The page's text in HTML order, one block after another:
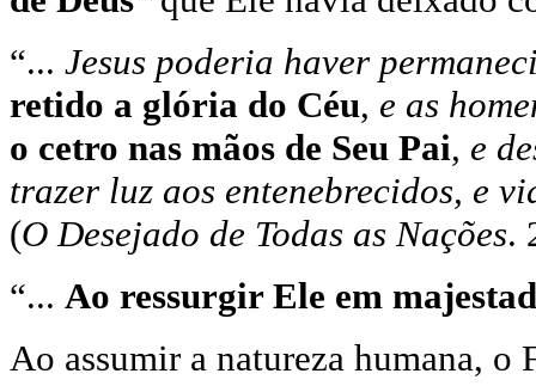
“... Jesus poderia haver
retido a glória do Céu, e as
o cetro nas mãos de Seu Pai, e
trazer luz aos entenebrecidos, e
(O Desejado de Todas as Nações.
“... Ao ressurgir Ele em
Ao assumir a natureza humana,